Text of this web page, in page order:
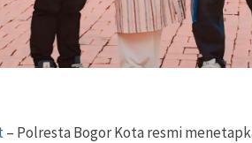
– Polresta Bogor Kota resmi